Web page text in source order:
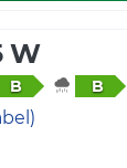
W
B B